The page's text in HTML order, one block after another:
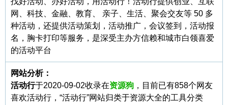
网、科技、金融、教育、 亲子、生活、聚会交友等 50 多
种活动，还提供活动策划，活动推广，会议签到，活动报
名，胸卡打印等服务，是深受主办方信赖和城市白领喜爱
的活动平台
网站分析：
活动行于2020-09-02收录在资源狗 ，目前已有858个网友
喜欢活动行，“活动行”网站归类于资源大全的工具分类